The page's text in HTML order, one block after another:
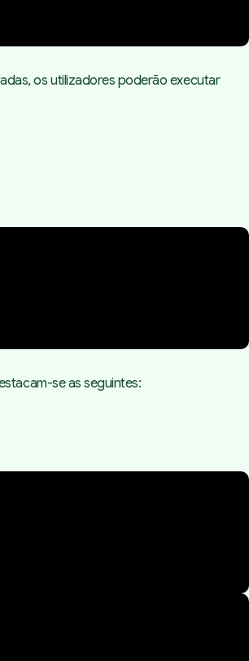
os utilizadores poderão executar
se as seguintes: